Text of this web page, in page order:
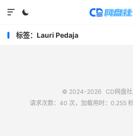


标签：Lauri Pedaja
© 2024-2026 CD网盘社
请求次数：40 次，加载用时：0.255